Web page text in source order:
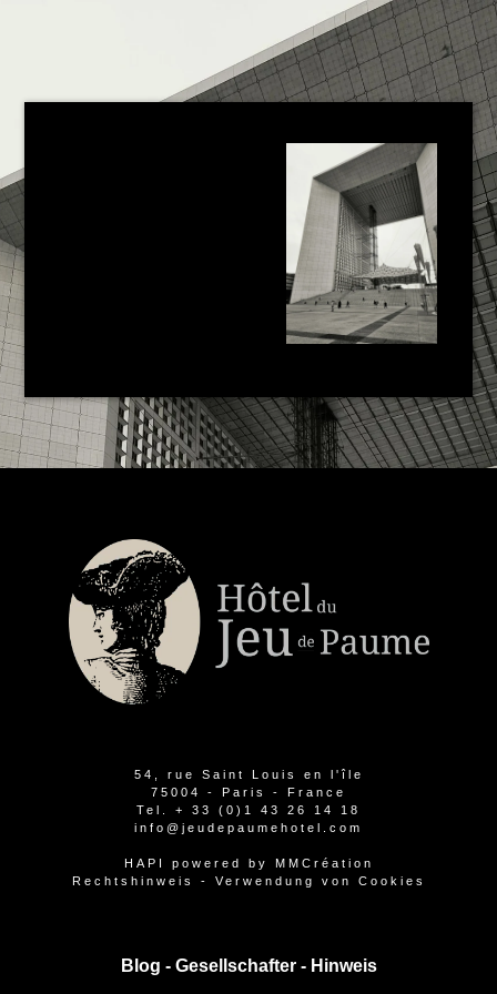
54, rue Saint Louis en l'île
75004 - Paris - France
Tel. + 33 (0)1 43 26 14 18
info@jeudepaumehotel.com
HAPI powered by
MMCréation
Rechtshinweis
- Verwendung von Cookies
Blog - Gesellschafter- Hinweis